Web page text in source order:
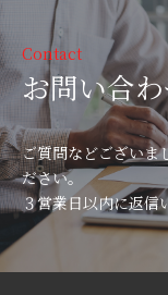
Contact
お問い合
ご質問などございま
ださい。
３営業日以内に返信